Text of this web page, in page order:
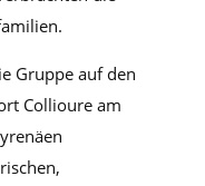
Gruppe auf den
Collioure am